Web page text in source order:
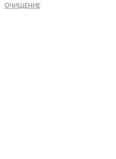
ОЧИЩЕНИЕ